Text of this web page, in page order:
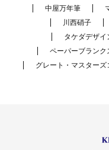
中屋万年筆
川西硝子
タケダデザイ
ペーパーブランク
グレート・マスターズ